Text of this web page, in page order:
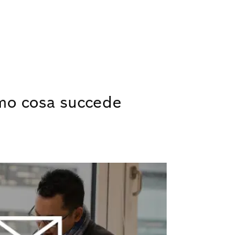
cosa succede